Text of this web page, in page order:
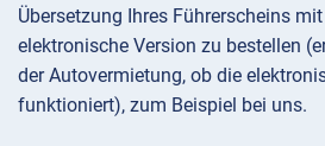
Übersetzung Ihres Führerscheins
elektronische Version zu bestellen
der Autovermietung, ob die
funktioniert), zum Beispiel bei uns.